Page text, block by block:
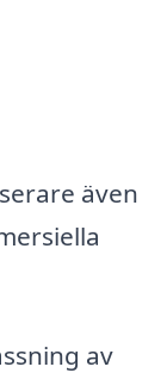
även
av